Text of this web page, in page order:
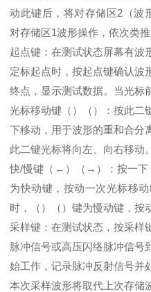
动此键后，将对存储区2（波
对存储区1波形操作，依次类推
起点键：在测试状态屏幕有波
定标起点时，按起点键确认波
终点，显示测试数据。当光标
光标移动键（）（）：按此二
下移动，用于波形的重和合分
此二键光标将向左、向右移动。
快/慢键（←）（→）：按一下
为快动键，按动一次光标移
时，（）（）键为慢动键，按
采样键：在测试状态，按采样
脉冲信号或高压闪络脉冲信号
始工作，记录脉冲反射信号并
本次采样波形将取代上次存储